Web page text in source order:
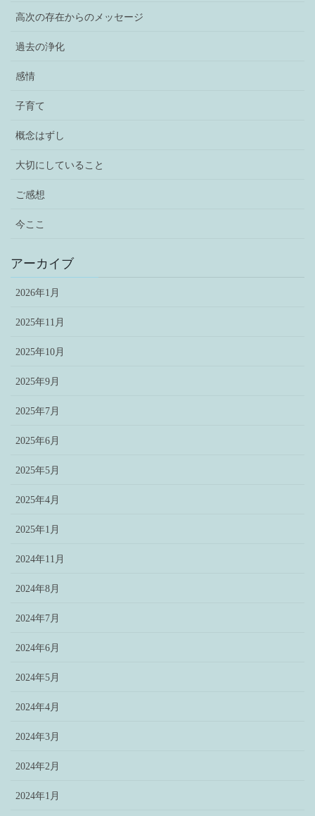
高次の存在からのメッセージ
過去の浄化
感情
子育て
概念はずし
大切にしていること
ご感想
今ここ
アーカイブ
2026年1月
2025年11月
2025年10月
2025年9月
2025年7月
2025年6月
2025年5月
2025年4月
2025年1月
2024年11月
2024年8月
2024年7月
2024年6月
2024年5月
2024年4月
2024年3月
2024年2月
2024年1月